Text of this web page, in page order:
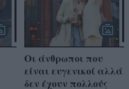
Οι άνθρωποι που
είναι ευγενικοί αλλά
δεν έχουν πολλούς